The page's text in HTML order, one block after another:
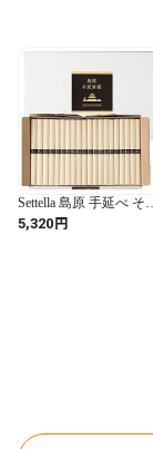
Settella 島原 手延べ そ
めん 50g×40束 2kg 自宅
用 お中元 ギフト 初盆
5,320円